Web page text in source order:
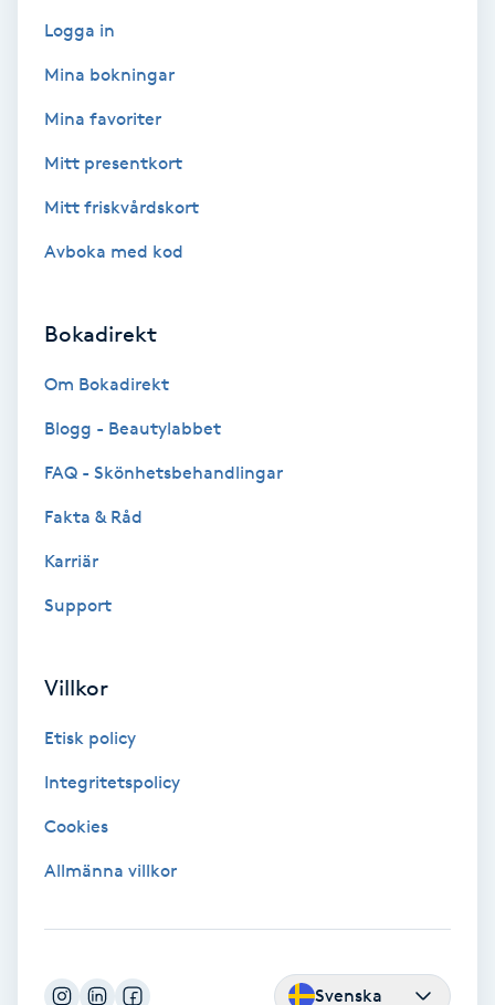
Fotmassage
Fotvård
Fransförlängning Megavolym
Fransk manikyr
Friskvård
Funktionsanalys
Logga in
Mina bokningar
Mina favoriter
Mitt presentkort
Mitt friskvårdskort
Avboka med kod
Bokadirekt
Om Bokadirekt
Blogg - Beautylabbet
FAQ - Skönhetsbehandlingar
Fakta & Råd
Karriär
Support
Villkor
Etisk policy
Integritetspolicy
Cookies
Allmänna villkor
Svenska